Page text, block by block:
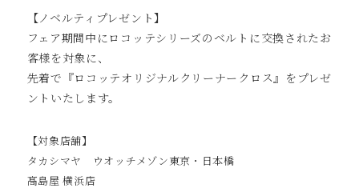
【ノベルティプレゼント】
フェア期間中にロコッテシリーズのベルトに交換されたお
客様を対象に、
先着で『ロコッテオリジナルクリーナークロス』をプレゼ
ントいたします。
【対象店舗】
タカシマヤ ウオッチメゾン東京・日本橋
髙島屋 横浜店